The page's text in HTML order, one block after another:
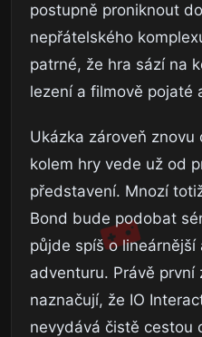
postupně proniknout
nepřátelského
patrné, že hra sází na
lezení a filmově pojaté
Ukázka zároveň
kolem hry vede už od
představení. Mnozí
Bond bude podobat
půjde spíš o
adventuru. Právě první
naznačují, že IO
nevydává čistě cestou